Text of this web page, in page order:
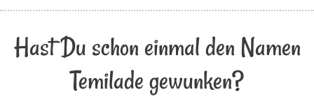
Hast Du schon einmal den Namen
Temilade gewunken?